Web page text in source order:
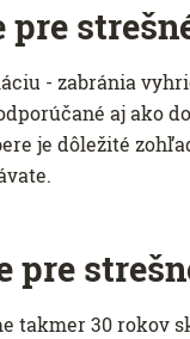
- zabránia
aj ako
je dôležité
takmer 30 rokov